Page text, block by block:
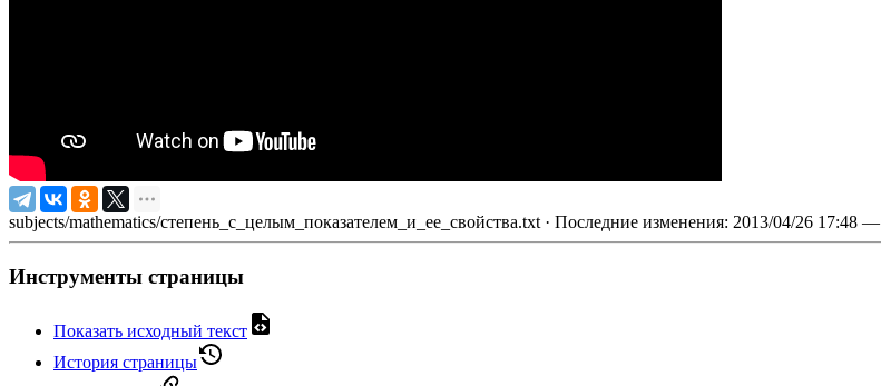
subjects/mathematics/степень_с_целым_показателем_и_ее_свойства.txt · Последние изменения: 2013/04/26 17:48 —
Инструменты страницы
Показать исходный текст
История страницы